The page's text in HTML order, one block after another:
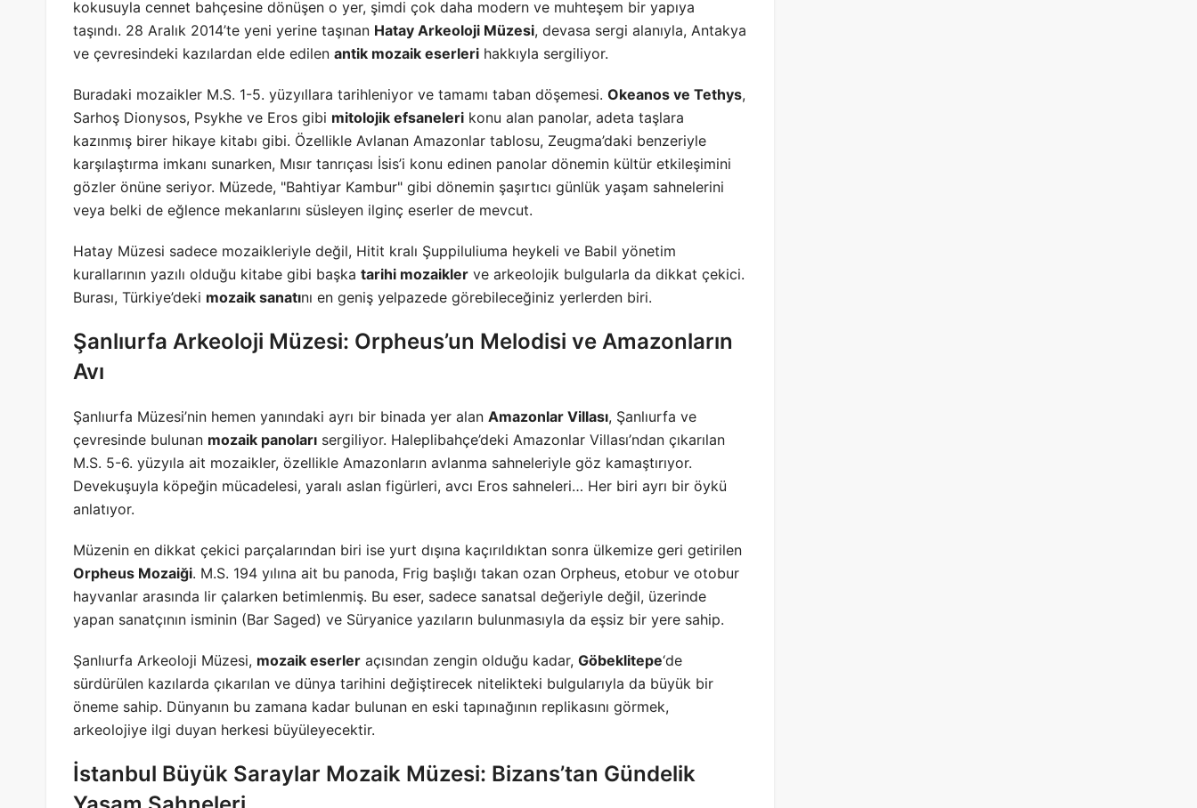
kokusuyla cennet bahçesine dönüşen o yer, şimdi çok daha modern ve muhteşem bir yapıya
taşındı. 28 Aralık 2014’te yeni yerine taşınan Hatay Arkeoloji Müzesi, devasa sergi alanıyla, Antakya
ve çevresindeki kazılardan elde edilen antik mozaik eserleri hakkıyla sergiliyor.
Buradaki mozaikler M.S. 1-5. yüzyıllara tarihleniyor ve tamamı taban döşemesi. Okeanos ve Tethys,
Sarhoş Dionysos, Psykhe ve Eros gibi mitolojik efsaneleri konu alan panolar, adeta taşlara
kazınmış birer hikaye kitabı gibi. Özellikle Avlanan Amazonlar tablosu, Zeugma’daki benzeriyle
karşılaştırma imkanı sunarken, Mısır tanrıçası İsis’i konu edinen panolar dönemin kültür etkileşimini
gözler önüne seriyor. Müzede, "Bahtiyar Kambur" gibi dönemin şaşırtıcı günlük yaşam sahnelerini
veya belki de eğlence mekanlarını süsleyen ilginç eserler de mevcut.
Hatay Müzesi sadece mozaikleriyle değil, Hitit kralı Şuppiluliuma heykeli ve Babil yönetim
kurallarının yazılı olduğu kitabe gibi başka tarihi mozaikler ve arkeolojik bulgularla da dikkat çekici.
Burası, Türkiye’deki mozaik sanatını en geniş yelpazede görebileceğiniz yerlerden biri.
Şanlıurfa Arkeoloji Müzesi: Orpheus’un Melodisi ve Amazonların
Avı
Şanlıurfa Müzesi’nin hemen yanındaki ayrı bir binada yer alan Amazonlar Villası, Şanlıurfa ve
çevresinde bulunan mozaik panoları sergiliyor. Haleplibahçe’deki Amazonlar Villası’ndan çıkarılan
M.S. 5-6. yüzyıla ait mozaikler, özellikle Amazonların avlanma sahneleriyle göz kamaştırıyor.
Devekuşuyla köpeğin mücadelesi, yaralı aslan figürleri, avcı Eros sahneleri… Her biri ayrı bir öykü
anlatıyor.
Müzenin en dikkat çekici parçalarından biri ise yurt dışına kaçırıldıktan sonra ülkemize geri getirilen
Orpheus Mozaiği. M.S. 194 yılına ait bu panoda, Frig başlığı takan ozan Orpheus, etobur ve otobur
hayvanlar arasında lir çalarken betimlenmiş. Bu eser, sadece sanatsal değeriyle değil, üzerinde
yapan sanatçının isminin (Bar Saged) ve Süryanice yazıların bulunmasıyla da eşsiz bir yere sahip.
Şanlıurfa Arkeoloji Müzesi, mozaik eserler açısından zengin olduğu kadar, Göbeklitepe‘de
sürdürülen kazılarda çıkarılan ve dünya tarihini değiştirecek nitelikteki bulgularıyla da büyük bir
öneme sahip. Dünyanın bu zamana kadar bulunan en eski tapınağının replikasını görmek,
arkeolojiye ilgi duyan herkesi büyüleyecektir.
İstanbul Büyük Saraylar Mozaik Müzesi: Bizans’tan Gündelik